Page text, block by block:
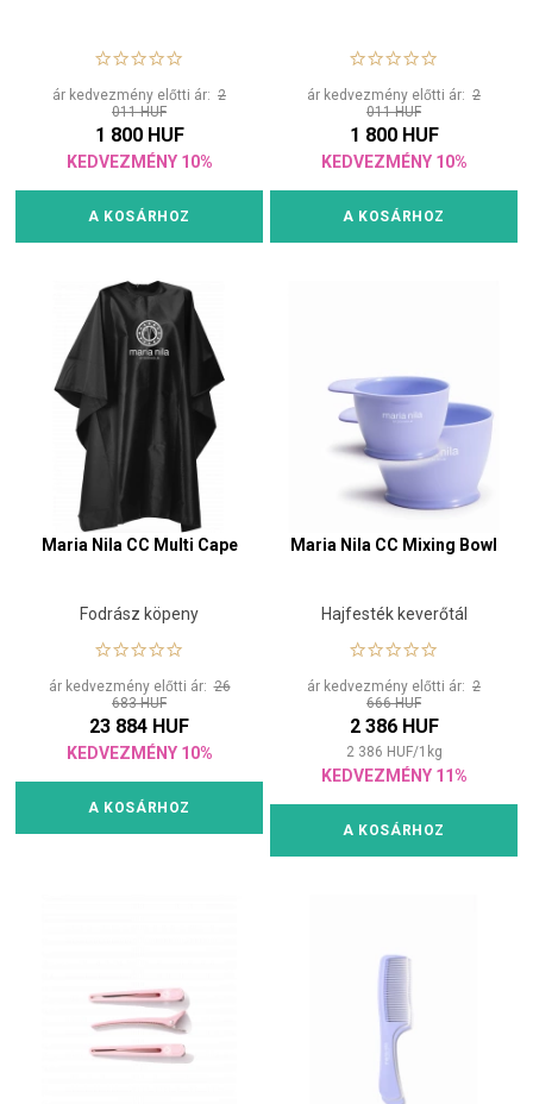
ár kedvezmény előtti ár: 2
011 HUF
1 800 HUF
KEDVEZMÉNY 10%
A KOSÁRHOZ
ár kedvezmény előtti ár: 2
011 HUF
1 800 HUF
KEDVEZMÉNY 10%
A KOSÁRHOZ
Maria Nila CC Multi Cape
Fodrász köpeny
ár kedvezmény előtti ár:26
683 HUF
23 884 HUF
KEDVEZMÉNY 10%
A KOSÁRHOZ
Maria Nila CC Mixing Bowl
Hajfesték keverőtál
ár kedvezmény előtti ár: 2
666 HUF
2 386 HUF
2 386 HUF/1 kg
KEDVEZMÉNY 11%
A KOSÁRHOZ